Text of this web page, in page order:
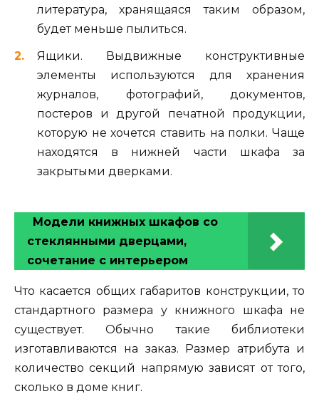
литература, хранящаяся таким образом,
будет меньше пылиться.
Ящики. Выдвижные конструктивные
элементы используются для хранения
журналов, фотографий, документов,
постеров и другой печатной продукции,
которую не хочется ставить на полки. Чаще
находятся в нижней части шкафа за
закрытыми дверками.
Модели книжных шкафов со
стеклянными дверцами,
сочетание с интерьером
Что касается общих габаритов конструкции, то
стандартного размера у книжного шкафа не
существует. Обычно такие библиотеки
изготавливаются на заказ. Размер атрибута и
количество секций напрямую зависят от того,
сколько в доме книг.